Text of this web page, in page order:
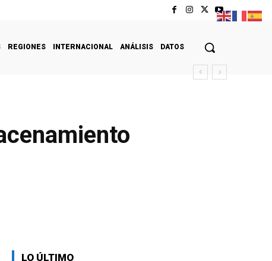
REGIONES INTERNACIONAL ANÁLISIS DATOS
LO ÚLTIMO